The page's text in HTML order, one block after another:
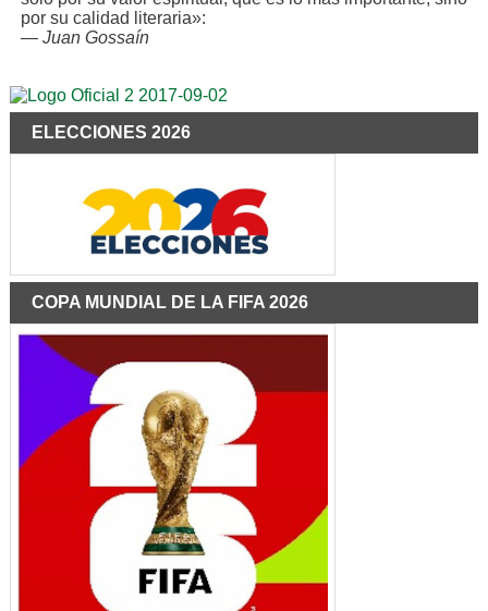
por su calidad literaria»:
— Juan Gossaín
ELECCIONES 2026
COPA MUNDIAL DE LA FIFA 2026